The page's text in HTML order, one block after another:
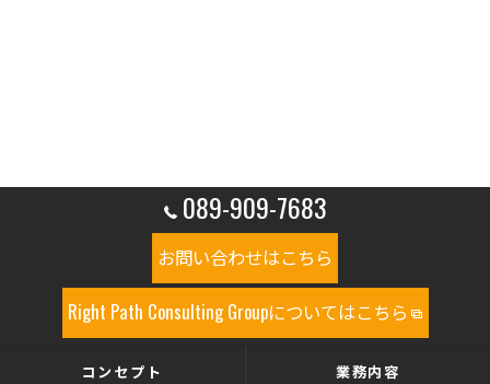
089-909-7683
お問い合わせはこちら
Right Path Consulting Groupについてはこちら
コンセプト 業務内容